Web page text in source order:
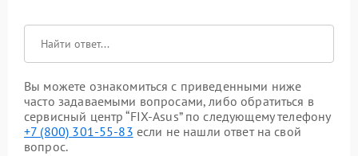
Вы можете ознакомиться с приведенными ниже
часто задаваемыми вопросами, либо обратиться в
сервисный центр “FIX-Asus” по следующему телефону
+7 (800) 301-55-83 если не нашли ответ на свой
вопрос.